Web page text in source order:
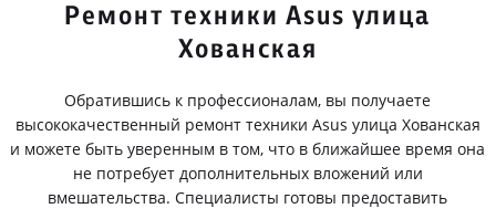
Ремонт техники Asus улица
Хованская
Обратившись к профессионалам, вы получаете
высококачественный ремонт техники Asus улица Хованская
и можете быть уверенным в том, что в ближайшее время она
не потребует дополнительных вложений или
вмешательства. Специалисты готовы предоставить